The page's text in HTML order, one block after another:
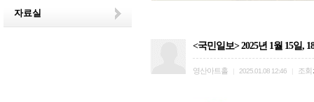
자료실
<국민일보> 2025년 1월 15일,
영산아트홀 2025.01.08 12:46 조회